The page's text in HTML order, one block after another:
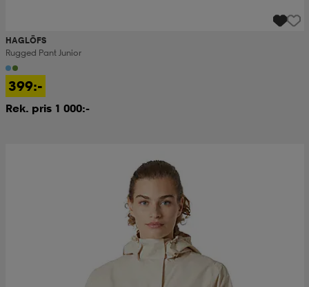
HAGLÖFS
Rugged Pant Junior
399:-
Rek. pris 1 000:-